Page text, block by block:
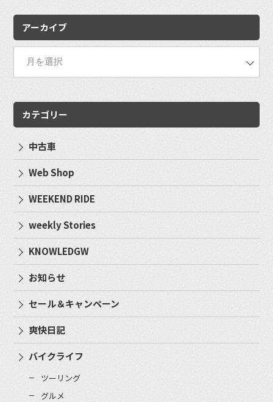
アーカイブ
カテゴリー
中古車
Web Shop
WEEKEND RIDE
weekly Stories
KNOWLEDGW
お知らせ
セール＆キャンペーン
爽快日記
バイクライフ
ツーリング
グルメ